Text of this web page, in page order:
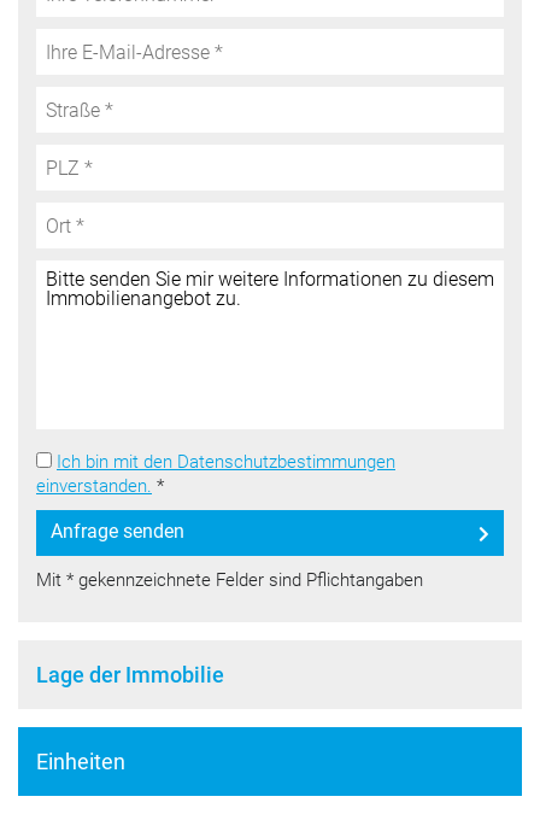
Ich bin mit den Datenschutzbestimmungen
einverstanden. *
Anfrage senden
Mit * gekennzeichnete Felder sind Pflichtangaben
Lage der Immobilie
Einheiten